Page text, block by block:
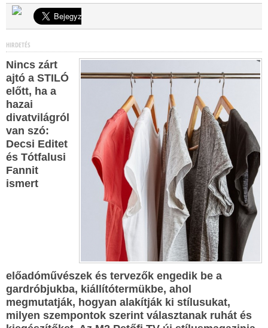
HIRDETÉS
Nincs zárt
ajtó a STILÓ
előtt, ha a
hazai
divatvilágról
van szó:
Decsi Editet
és Tótfalusi
Fannit
ismert
előadóművészek és tervezők engedik be a
gardróbjukba, kiállítótermükbe, ahol
megmutatják, hogyan alakítják ki stílusukat,
milyen szempontok szerint választanak ruhát és